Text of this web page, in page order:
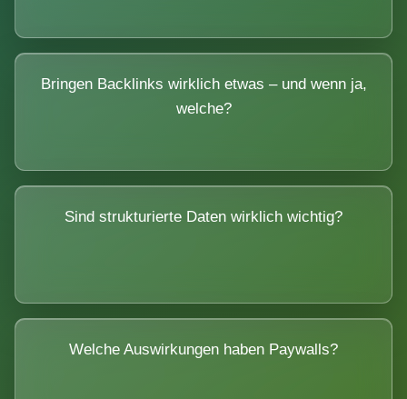
Bringen Backlinks wirklich etwas – und wenn ja,
welche?
Sind strukturierte Daten wirklich wichtig?
Welche Auswirkungen haben Paywalls?